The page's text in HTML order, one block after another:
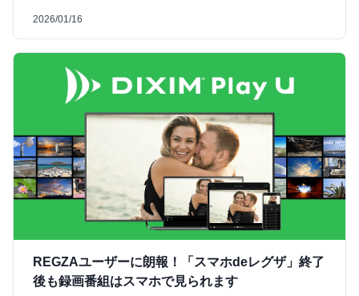
2026/01/16
REGZAユーザーに朗報！「スマホdeレグザ」終了
後も録画番組はスマホで見られます